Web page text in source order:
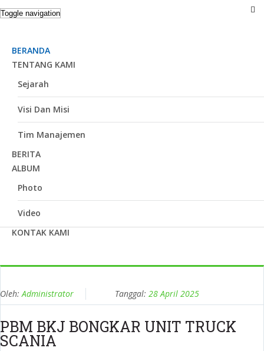
Toggle navigation
BERANDA
TENTANG KAMI
Sejarah
Visi Dan Misi
Tim Manajemen
BERITA
ALBUM
Photo
Video
KONTAK KAMI
Oleh:Administrator Tanggal: 28 April 2025
PBM BKJ BONGKAR UNIT TRUCK
SCANIA